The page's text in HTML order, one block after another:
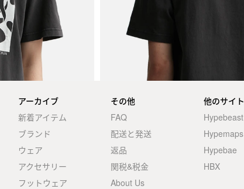
アーカイブ
新着アイテム
ブランド
ウェア
アクセサリー
フットウェア
その他
FAQ
配送と発送
返品
関税&税金
About Us
他のサイト
Hypebeast
Hypemaps
Hypebae
HBX